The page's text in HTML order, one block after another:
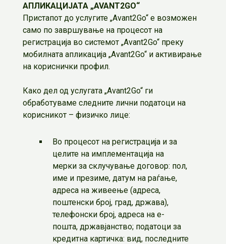
АПЛИКАЦИЈАТА „AVANT2GO“
Пристапот до услугите „Avant2Go“ е возможен
само по завршување на процесот на
регистрација во системот „Avant2Go“ преку
мобилната апликација „Avant2Go“ и активирање
на кориснички профил.
Како дел од услугата „Avant2Go“ ги
обработуваме следните лични податоци на
корисникот – физичко лице:
Во процесот на регистрација и за
целите на имплементација на
мерки за склучување договор: пол,
име и презиме, датум на раѓање,
адреса на живеење (адреса,
поштенски број, град, држава),
телефонски број, адреса на е-
пошта, државјанство; податоци за
кредитна картичка: вид, последните